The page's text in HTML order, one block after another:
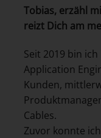
Tobias, erzähl
reizt Dich am
Seit 2019 bin
Application
Kunden,
Cables.
Zuvor konnte